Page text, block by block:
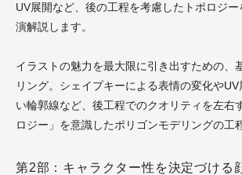
UV展開など、後の工程を考慮したトポロジ
演解説します。
イラストの魅力を最大限に引き出すための、
リング。シェイプキーによる表情の変化や
い輪郭線など、後工程でのクオリティを左右
ロジー」を意識したポリゴンモデリングの工
第2部：キャラクター性を決定づける